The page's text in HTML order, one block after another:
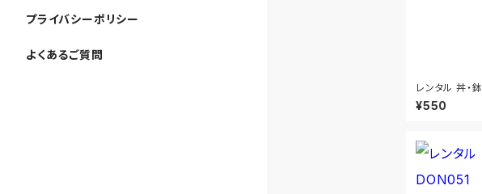
レンタル 丼・
｜DON057
¥550
プライバシーポリシー
よくあるご質問